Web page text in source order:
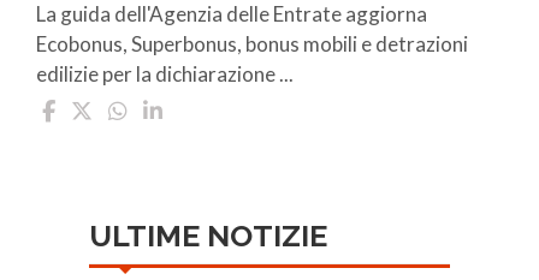
La guida dell'Agenzia delle Entrate aggiorna
Ecobonus, Superbonus, bonus mobili e detrazioni
edilizie per la dichiarazione ...
ULTIME NOTIZIE